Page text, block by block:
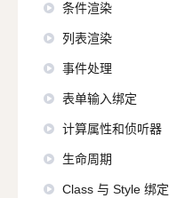
条件渲染
列表渲染
事件处理
表单输入绑定
计算属性和侦听器
生命周期
Class 与 Style 绑定